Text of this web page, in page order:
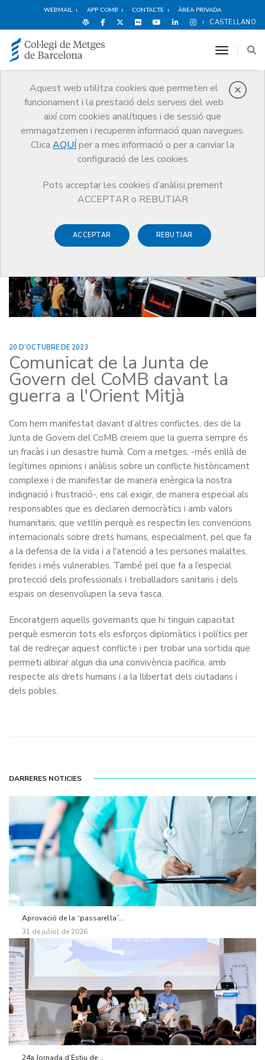
WEBMAIL APP COMB CONTACTE ÀREA PRIVADA
CASTELLANO
Aquest web utilitza cookies que permeten el
funcionament i la prestació dels serveis del web
així com cookies analítiques i de sessió que
emmagatzemen i recuperen informació quan navegues.
Clica AQUÍ per a mes informació o per a canviar la
configuració de les cookies
Pots acceptar les cookies d’anàlisi prement
ACCEPTAR o REBUTJAR
ACCEPTAR REBUTJAR
toggle
Notícies
Comunicació
Notícies
Comunicat de la Junta de Govern del CoMB davant la guerra a l'Orient
20 D’OCTUBRE DE 2023
Comunicat de la Junta de
Govern del CoMB davant la
guerra a l'Orient Mitjà
Com hem manifestat davant d’altres conflictes, des de la
Junta de Govern del CoMB creiem que la guerra sempre és
un fracàs i un desastre humà. Com a metges, -més enllà de
legítimes opinions i anàlisis sobre un conflicte històricament
complexe i de manifestar de manera enèrgica la nostra
indignació i frustració-, ens cal exigir, de manera especial als
responsables que es declaren democràtics i amb valors
humanitaris, que vetllin perquè es respectin les convencions
internacionals sobre drets humans, especialment, pel que fa
a la defensa de la vida i a l'atenció a les persones malaltes,
ferides i més vulnerables. També pel que fa a l’especial
protecció dels professionals i treballadors sanitaris i dels
espais on desenvolupen la seva tasca.
Encoratgem aquells governants que hi tinguin capacitat
perquè esmercin tots els esforços diplomàtics i polítics per
tal de redreçar aquest conflicte i per trobar una sortida que
permeti albirar algun dia una convivència pacífica, amb
respecte als drets humans i a la llibertat dels ciutadans i
dels pobles.
DARRERES NOTICIES
Aprovació de la “passarel·la”...
31 de juliol de 2026
24a Jornada d’Estiu de...